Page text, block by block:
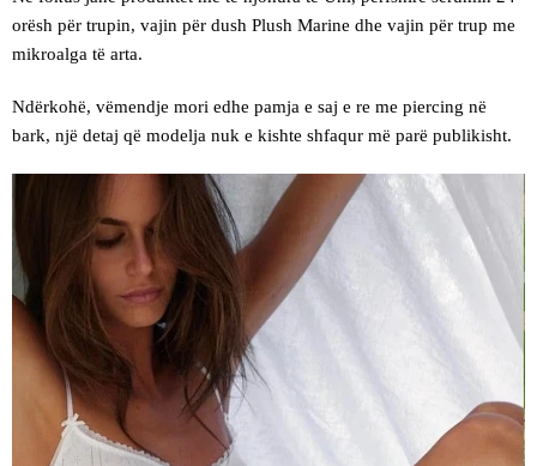
orësh për trupin, vajin për dush Plush Marine dhe vajin për trup me
mikroalga të arta.
Ndërkohë, vëmendje mori edhe pamja e saj e re me piercing në
bark, një detaj që modelja nuk e kishte shfaqur më parë publikisht.